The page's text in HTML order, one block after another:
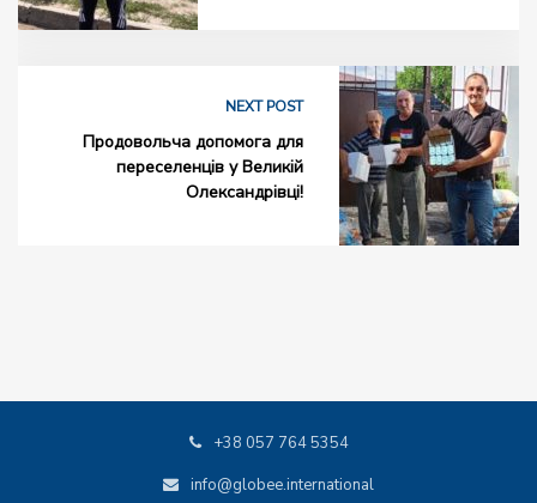
NEXT POST
Продовольча допомога для
переселенців у Великій
Олександрівці!
+38 057 764 5354
info@globee.international